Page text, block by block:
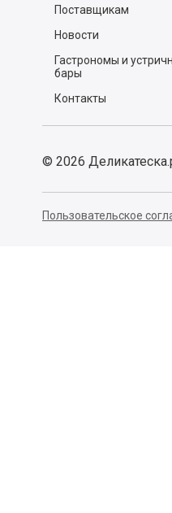
Поставщикам
Новости
Гастрономы и
бары
Контакты
© 2026
Пользовательское